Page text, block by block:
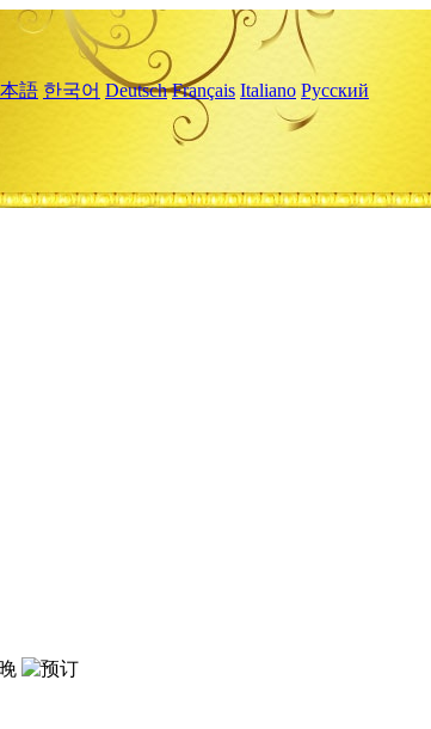
語 한국어 Deutsch Français Italiano Русский
晚